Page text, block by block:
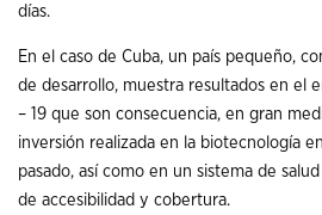
días.
En el caso de Cuba, un país pequeño,
de desarrollo, muestra resultados en el
– 19 que son consecuencia, en gran
inversión realizada en la biotecnología
pasado, así como en un sistema de
de accesibilidad y cobertura.